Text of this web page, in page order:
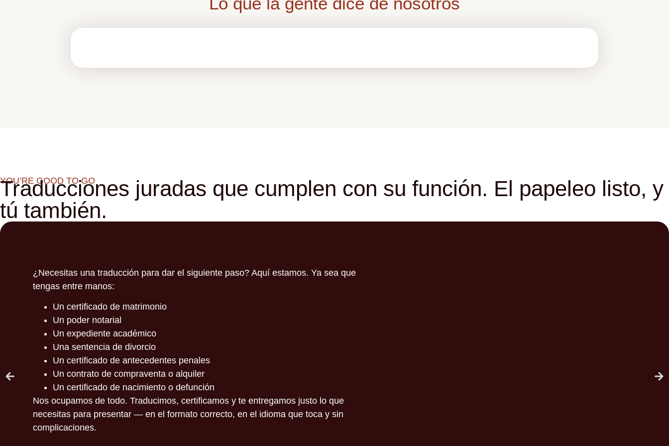
YOU’RE GOOD TO GO
Traducciones juradas que cumplen con su función. El papeleo listo, y
tú también.
¿Necesitas una traducción para dar el siguiente paso? Aquí estamos. Ya sea que
tengas entre manos:
Un certificado de matrimonio
Un poder notarial
Un expediente académico
Una sentencia de divorcio
Un certificado de antecedentes penales
Un contrato de compraventa o alquiler
Un certificado de nacimiento o defunción
Nos ocupamos de todo. Traducimos, certificamos y te entregamos justo lo que
necesitas para presentar — en el formato correcto, en el idioma que toca y sin
complicaciones.